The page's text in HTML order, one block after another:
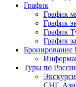
График
График
График
График
График
Бронирование
Туры по